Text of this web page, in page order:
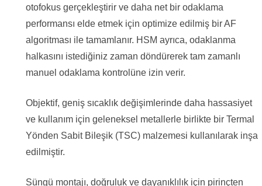
otofokus gerçekleştirir ve daha net bir odaklama
performansı elde etmek için optimize edilmiş bir AF
algoritması ile tamamlanır. HSM ayrıca, odaklanma
halkasını istediğiniz zaman döndürerek tam zamanlı
manuel odaklama kontrolüne izin verir.
Objektif, geniş sıcaklık değişimlerinde daha hassasiyet
ve kullanım için geleneksel metallerle birlikte bir Termal
Yönden Sabit Bileşik (TSC) malzemesi kullanılarak inşa
edilmiştir.
Süngü montajı, doğruluk ve dayanıklılık için pirinçten